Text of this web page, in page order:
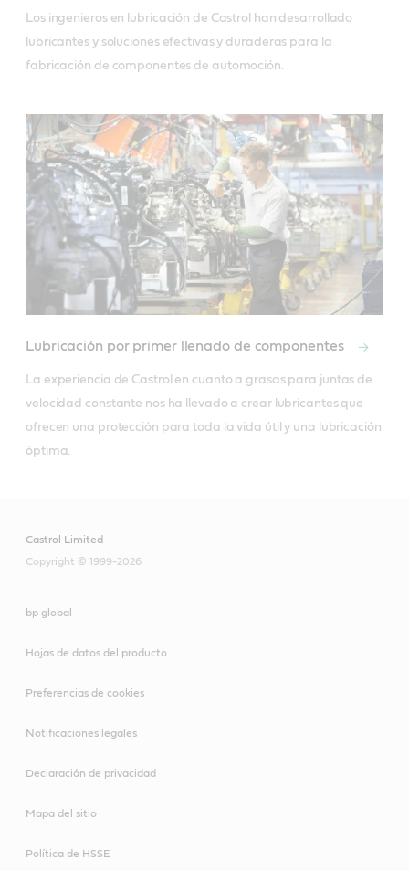
Los ingenieros en lubricación de Castrol han desarrollado
lubricantes y soluciones efectivas y duraderas para la
fabricación de componentes de automoción.
Lubricación por primer llenado de componentes
La experiencia de Castrol en cuanto a grasas para juntas de
velocidad constante nos ha llevado a crear lubricantes que
ofrecen una protección para toda la vida útil y una lubricación
óptima.
Castrol Limited
Copyright © 1999-2026
bp global
Hojas de datos del producto
Preferencias de cookies
Notificaciones legales
Declaración de privacidad
Mapa del sitio
Política de HSSE